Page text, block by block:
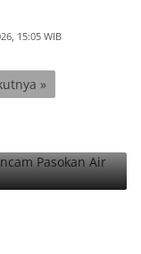
15:05 WIB
»
Pasokan Air